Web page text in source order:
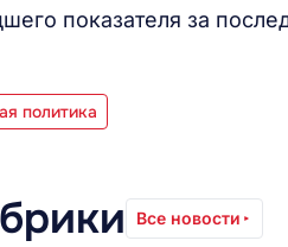
показателя за
политика
Все новости